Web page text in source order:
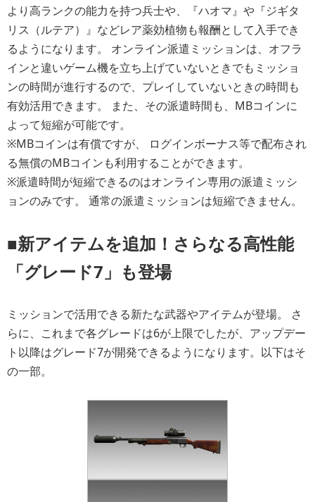
より高ランクの能力を持つ兵士や、『ハオマ』や『ジギタ
リス（ルテア）』などレア薬効植物も報酬として入手でき
るようになります。 オンライン派遣ミッションは、オフラ
インと違いゲーム機を立ち上げていないときでもミッショ
ンの時間が進行するので、プレイしていないときの時間も
有効活用できます。 また、その派遣時間も、MBコインに
よって短縮が可能です。
※MBコインは有償ですが、 ログインボーナス等で配布され
る無償のMBコインも利用することができます。
※派遣時間が短縮できるのはオンライン専用の派遣ミッシ
ョンのみです。 通常の派遣ミッションは短縮できません。
■新アイテムを追加！さらなる高性能
「グレード7」も登場
ミッションで活用できる新たな武器やアイテムが登場。 さ
らに、これまで各グレードは6が上限でしたが、アップデー
ト以降はグレード7が開発できるようになります。以下はそ
の一部。